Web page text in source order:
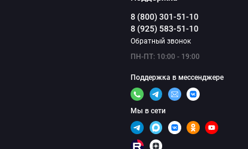
8 (800) 301-51-10
8 (925) 583-51-10
Обратный звонок
ПН-ПТ: 10:00 - 19:00
Поддержка в мессенджере
Мы в сети